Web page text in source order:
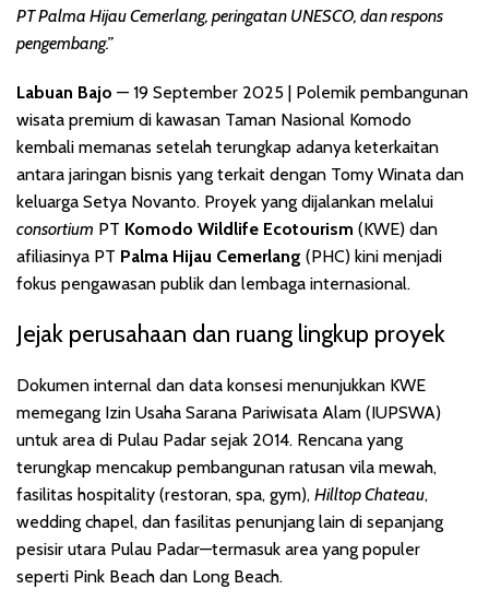
PT Palma Hijau Cemerlang, peringatan UNESCO, dan respons
pengembang.”
Labuan Bajo — 19 September 2025 | Polemik pembangunan
wisata premium di kawasan Taman Nasional Komodo
kembali memanas setelah terungkap adanya keterkaitan
antara jaringan bisnis yang terkait dengan Tomy Winata dan
keluarga Setya Novanto. Proyek yang dijalankan melalui
consortium PT Komodo Wildlife Ecotourism (KWE) dan
afiliasinya PT Palma Hijau Cemerlang (PHC) kini menjadi
fokus pengawasan publik dan lembaga internasional.
Jejak perusahaan dan ruang lingkup proyek
Dokumen internal dan data konsesi menunjukkan KWE
memegang Izin Usaha Sarana Pariwisata Alam (IUPSWA)
untuk area di Pulau Padar sejak 2014. Rencana yang
terungkap mencakup pembangunan ratusan vila mewah,
fasilitas hospitality (restoran, spa, gym), Hilltop Chateau,
wedding chapel, dan fasilitas penunjang lain di sepanjang
pesisir utara Pulau Padar—termasuk area yang populer
seperti Pink Beach dan Long Beach.